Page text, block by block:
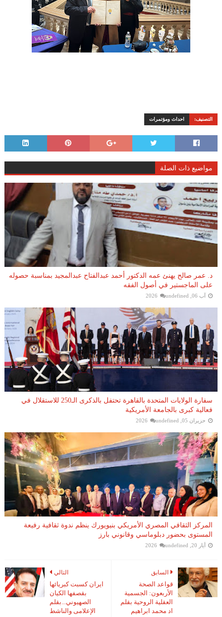
التصنيف: احداث ومؤتمرات
مواضيع ذات الصلة
د. عمر صالح يهنئ عمه الدكتور أحمد عبدالفتاح عبدالمجيد بمناسبة حصوله
على الماجستير في أصول الفقه
آب 06, 2026 undefined
سفارة الولايات المتحدة بالقاهرة تحتفل بالذكرى الـ250 للاستقلال في
فعالية كبرى بالجامعة الأمريكية
حزيران 05, 2026 undefined
المركز الثقافي المصري الأمريكي بنيويورك ينظم ندوة ثقافية رفيعة
المستوى بحضور دبلوماسي وقانوني بارز
أيار 20, 2026 undefined
التالي
ايران كسبت كبريائها
بقصفها الكيان
الصهيوني...بقلم
الإعلامى والناشط
السابق
قواعد الصحة
الأربعون: الجسمية
العقلية الروحية بقلم
اد محمد ابراهيم